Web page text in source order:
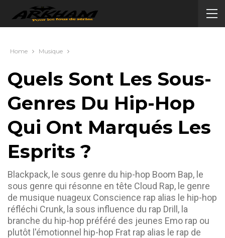
Home Musique
Quels Sont Les Sous-
Genres Du Hip-Hop
Qui Ont Marqués Les
Esprits ?
Blackpack, le sous genre du hip-hop Boom Bap, le
sous genre qui résonne en tête Cloud Rap, le genre
de musique nuageux Conscience rap alias le hip-hop
réfléchi Crunk, la sous influence du rap Drill, la
branche du hip-hop préféré des jeunes Emo rap ou
plutôt l'émotionnel hip-hop Frat rap alias le rap de